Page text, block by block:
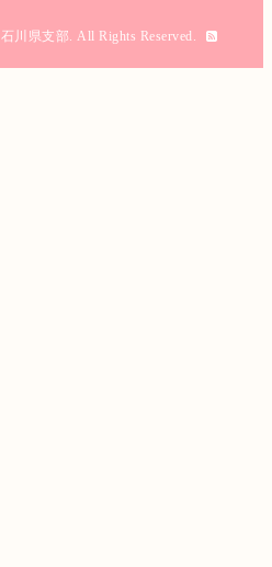
川県支部. All Rights Reserved.